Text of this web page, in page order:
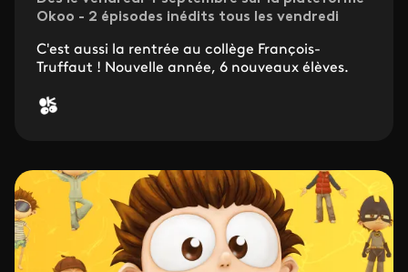
Okoo - 2 épisodes inédits tous les vendredi
C'est aussi la rentrée au collège François-
Truffaut ! Nouvelle année, 6 nouveaux élèves.